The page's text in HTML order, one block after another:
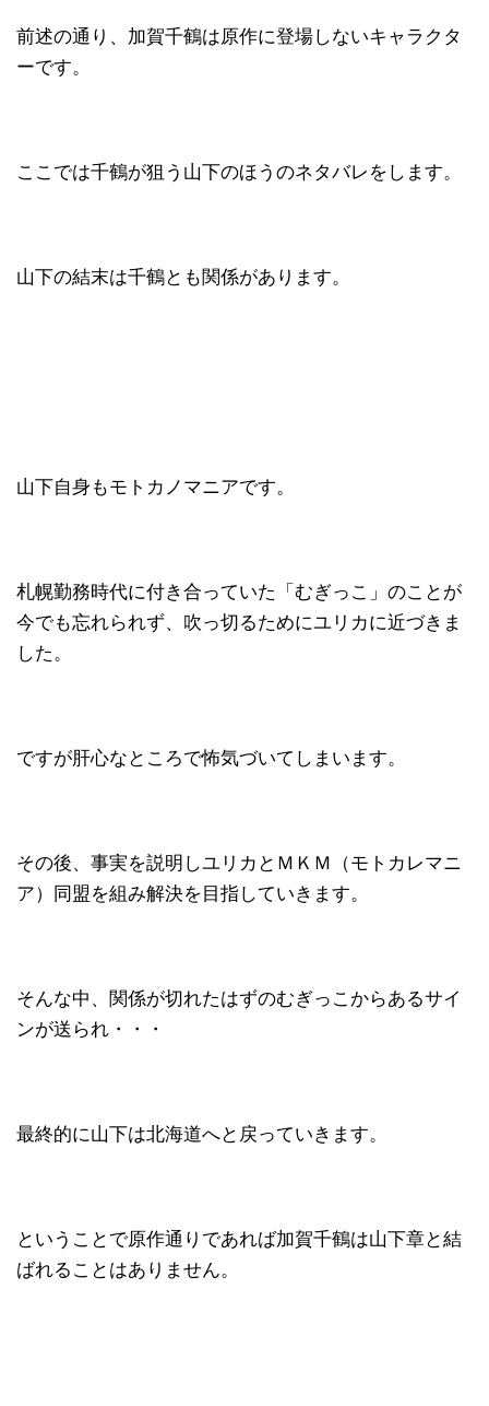
前述の通り、加賀千鶴は原作に登場しないキャラクタ
ーです。
ここでは千鶴が狙う山下のほうのネタバレをします。
山下の結末は千鶴とも関係があります。
山下自身もモトカノマニアです。
札幌勤務時代に付き合っていた「むぎっこ」のことが
今でも忘れられず、吹っ切るためにユリカに近づきま
した。
ですが肝心なところで怖気づいてしまいます。
その後、事実を説明しユリカとＭＫＭ（モトカレマニ
ア）同盟を組み解決を目指していきます。
そんな中、関係が切れたはずのむぎっこからあるサイ
ンが送られ・・・
最終的に山下は北海道へと戻っていきます。
ということで原作通りであれば加賀千鶴は山下章と結
ばれることはありません。